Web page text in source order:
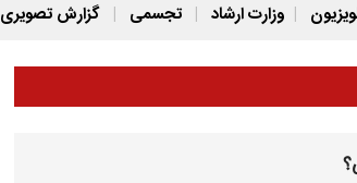
وزارت ارشاد تجسمی گزارش تصویری